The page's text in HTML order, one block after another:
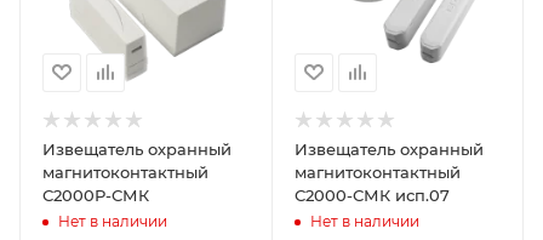
Извещатель охранный
магнитоконтактный
С2000Р-СМК
Нет в наличии
Извещатель охранный
магнитоконтактный
С2000-СМК исп.07
Нет в наличии